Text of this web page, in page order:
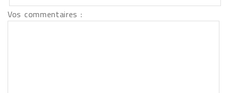
Vos commentaires :